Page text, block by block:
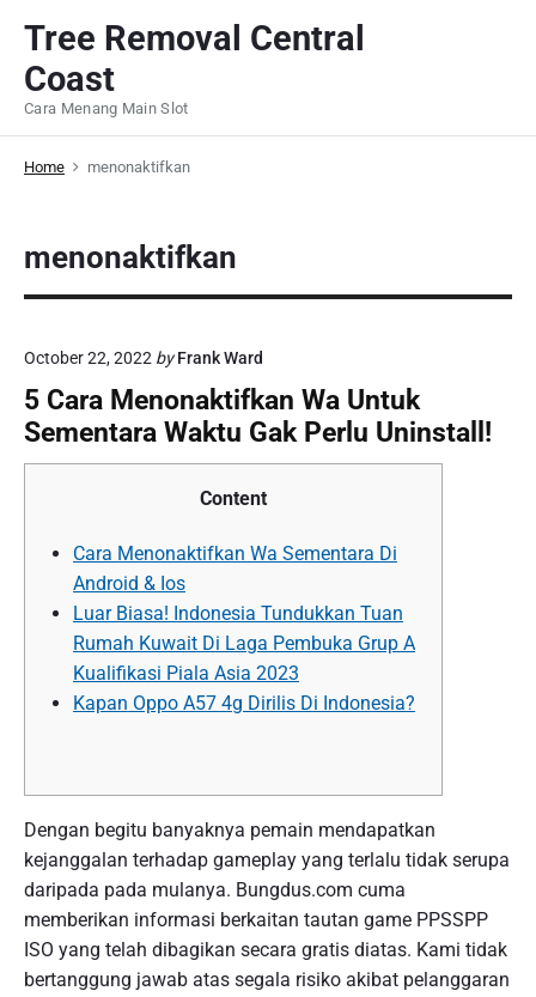
t
Tree Removal Central
Coast
Cara Menang Main Slot
Home menonaktifkan
menonaktifkan
October 22, 2022 by Frank Ward
5 Cara Menonaktifkan Wa Untuk
Sementara Waktu Gak Perlu Uninstall!
Content
Cara Menonaktifkan Wa Sementara Di
Android & Ios
Luar Biasa! Indonesia Tundukkan Tuan
Rumah Kuwait Di Laga Pembuka Grup A
Kualifikasi Piala Asia 2023
Kapan Oppo A57 4g Dirilis Di Indonesia?
Dengan begitu banyaknya pemain mendapatkan
kejanggalan terhadap gameplay yang terlalu tidak serupa
daripada pada mulanya. Bungdus.com cuma
memberikan informasi berkaitan tautan game PPSSPP
ISO yang telah dibagikan secara gratis diatas. Kami tidak
bertanggung jawab atas segala risiko akibat pelanggaran